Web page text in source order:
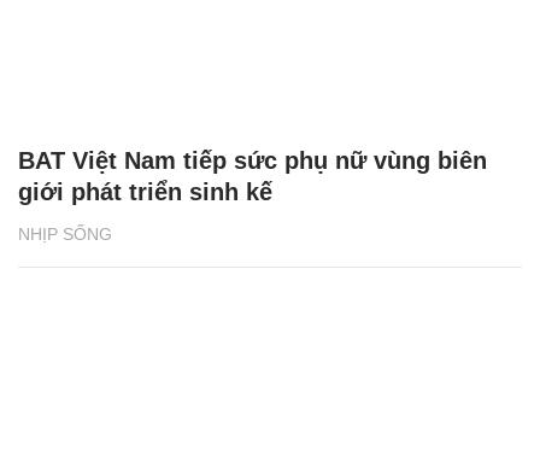
NHỊP SỐNG
BAT Việt Nam tiếp sức phụ nữ vùng biên
giới phát triển sinh kế